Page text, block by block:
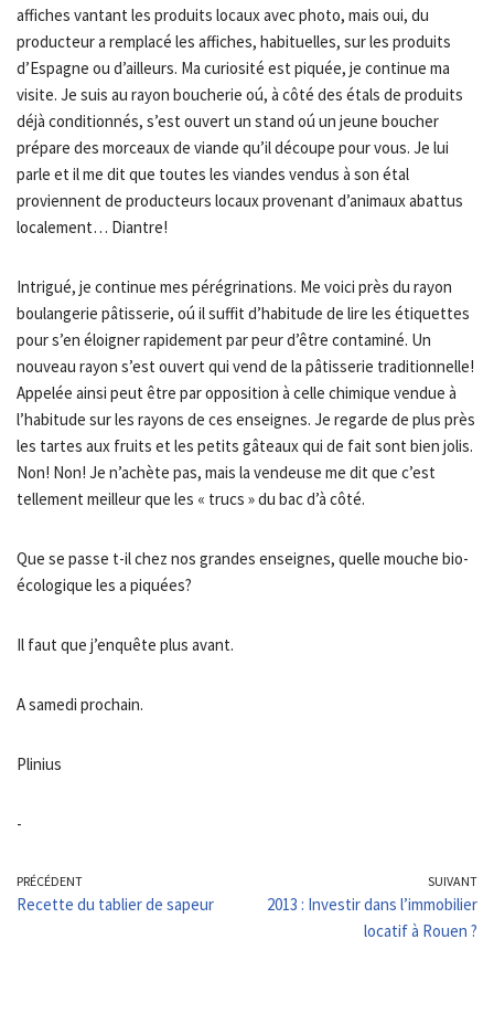
affiches vantant les produits locaux avec photo, mais oui, du
producteur a remplacé les affiches, habituelles, sur les produits
d’Espagne ou d’ailleurs. Ma curiosité est piquée, je continue ma
visite. Je suis au rayon boucherie oú, à côté des étals de produits
déjà conditionnés, s’est ouvert un stand oú un jeune boucher
prépare des morceaux de viande qu’il découpe pour vous. Je lui
parle et il me dit que toutes les viandes vendus à son étal
proviennent de producteurs locaux provenant d’animaux abattus
localement… Diantre!
Intrigué, je continue mes pérégrinations. Me voici près du rayon
boulangerie pâtisserie, oú il suffit d’habitude de lire les étiquettes
pour s’en éloigner rapidement par peur d’être contaminé. Un
nouveau rayon s’est ouvert qui vend de la pâtisserie traditionnelle!
Appelée ainsi peut être par opposition à celle chimique vendue à
l’habitude sur les rayons de ces enseignes. Je regarde de plus près
les tartes aux fruits et les petits gâteaux qui de fait sont bien jolis.
Non! Non! Je n’achète pas, mais la vendeuse me dit que c’est
tellement meilleur que les « trucs » du bac d’à côté.
Que se passe t-il chez nos grandes enseignes, quelle mouche bio-
écologique les a piquées?
Il faut que j’enquête plus avant.
A samedi prochain.
Plinius
-
PRÉCÉDENT
Recette du tablier de sapeur
SUIVANT
2013 : Investir dans l’immobilier
locatif à Rouen ?